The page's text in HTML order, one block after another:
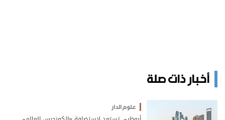
أخبار ذات صلة
علوم الدار